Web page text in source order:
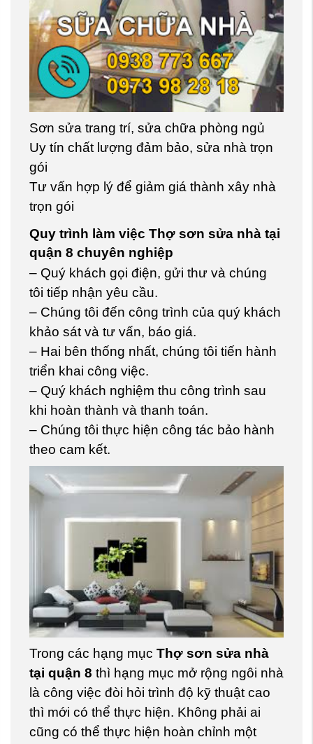
Sơn sửa trang trí, sửa chữa phòng ngủ
Uy tín chất lượng đảm bảo, sửa nhà trọn
gói
Tư vấn hợp lý để giảm giá thành xây nhà
trọn gói
Quy trình làm việc Thợ sơn sửa nhà tại
quận 8 chuyên nghiệp
– Quý khách gọi điện, gửi thư và chúng
tôi tiếp nhận yêu cầu.
– Chúng tôi đến công trình của quý khách
khảo sát và tư vấn, báo giá.
– Hai bên thống nhất, chúng tôi tiến hành
triển khai công việc.
– Quý khách nghiệm thu công trình sau
khi hoàn thành và thanh toán.
– Chúng tôi thực hiện công tác bảo hành
theo cam kết.
Trong các hạng mục Thợ sơn sửa nhà
tại quận 8 thì hạng mục mở rộng ngôi nhà
là công việc đòi hỏi trình độ kỹ thuật cao
thì mới có thể thực hiện. Không phải ai
cũng có thể thực hiện hoàn chỉnh một